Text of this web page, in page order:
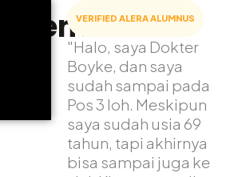
Adventure
VERIFIED ALERA ALUMNUS
"Halo, saya Dokter
Boyke, dan saya
sudah sampai pada
Pos 3 loh. Meskipun
saya sudah usia 69
tahun, tapi akhirnya
bisa sampai juga ke